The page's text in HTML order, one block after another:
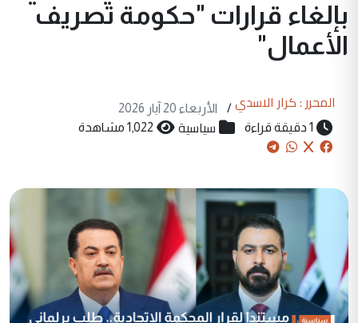
بإلغاء قرارات "حكومة تصريف
الأعمال"
المحرر : كرار الاسدي /
الأربعاء 20 آيار 2026
1 دقيقة قراءة
سياسية 1,022 مشاهدة